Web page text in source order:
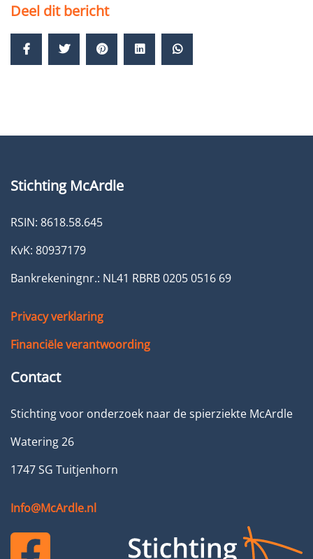
Deel dit bericht
Stichting McArdle
RSIN: 8618.58.645
KvK: 80937179
Bankrekeningnr.: NL41 RBRB 0205 0516 69
Privacy verklaring
Financiële verantwoording
Contact
Stichting voor onderzoek naar de spierziekte McArdle
Watering 26
1747 SG Tuitjenhorn
Info@McArdle.nl